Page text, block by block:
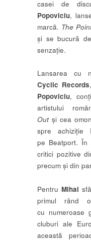
casei de
Popoviciu,
marcă. The
și se bucură
senzație.
Lansarea cu
Cyclic Records,
Popoviciu,
artistului
Outși cea
spre achiziție
pe Beatport. În
critici pozitive
precum și din
Pentru Mihai
primul rând
cu numeroase
cluburi ale
această